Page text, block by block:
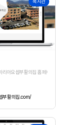
활의집
리아요셉부활의집 홈페이지를 새
부활의집.com/